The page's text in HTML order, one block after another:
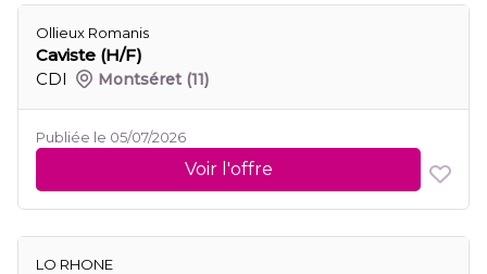
Ollieux Romanis
Caviste (H/F)
CDI
Montséret (11)
Publiée le 05/07/2026
Voir l'offre
LO RHONE